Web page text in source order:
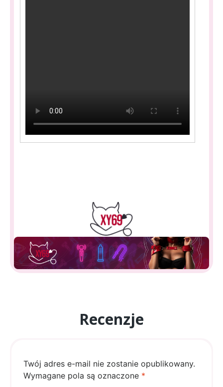
Recenzje
Twój adres e-mail nie zostanie opublikowany.
Wymagane pola są oznaczone *